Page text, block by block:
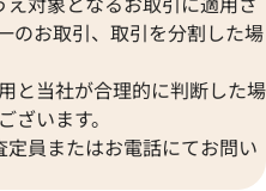
のお取引、取引を分割した場
と当社が合理的に判断した場
います。
員またはお電話にてお問い